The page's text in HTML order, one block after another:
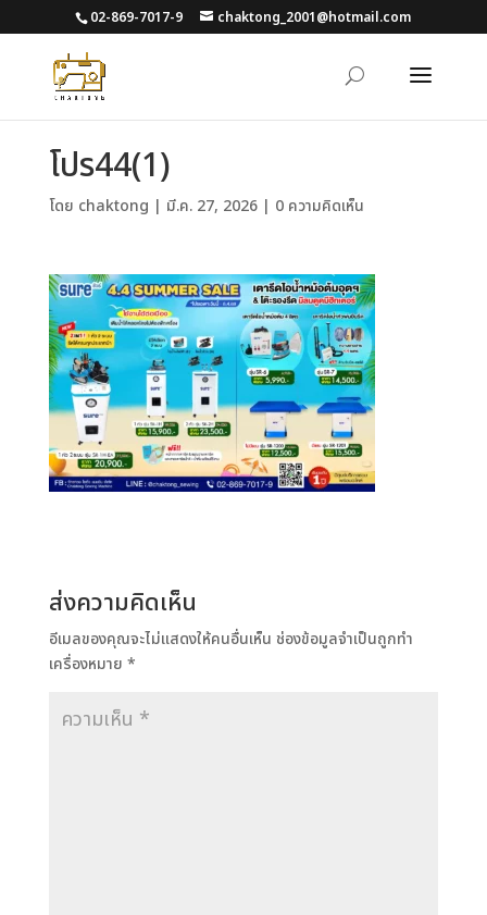
02-869-7017-9 chaktong_2001@hotmail.com
โปร44(1)
โดย chaktong | มี.ค. 27, 2026| 0 ความคิดเห็น
ส่งความคิดเห็น
อีเมลของคุณจะไม่แสดงให้คนอื่นเห็น ช่องข้อมูลจำเป็นถูกทำ
เครื่องหมาย *